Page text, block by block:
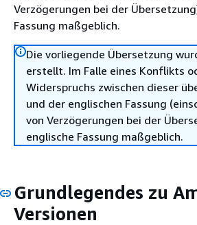
Verzögerungen bei der
Fassung maßgeblich.
Die vorliegende Übersetzung
erstellt. Im Falle eines Konflikts
Widerspruchs zwischen dieser
und der englischen Fassung
von Verzögerungen bei der
englische Fassung maßgeblich.
Grundlegendes zu
Versionen